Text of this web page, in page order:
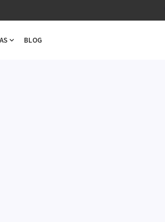
for Diplomados y Seminarios
Show submenu for Empresas
BLOG